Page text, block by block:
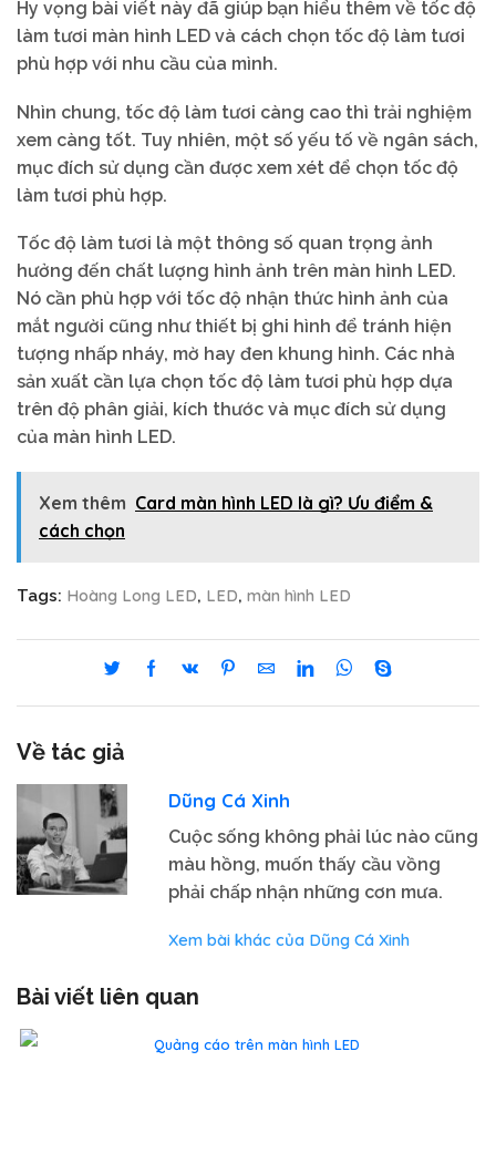
Hy vọng bài viết này đã giúp bạn hiểu thêm về tốc độ
làm tươi màn hình LED và cách chọn tốc độ làm tươi
phù hợp với nhu cầu của mình.
Nhìn chung, tốc độ làm tươi càng cao thì trải nghiệm
xem càng tốt. Tuy nhiên, một số yếu tố về ngân sách,
mục đích sử dụng cần được xem xét để chọn tốc độ
làm tươi phù hợp.
Tốc độ làm tươi là một thông số quan trọng ảnh
hưởng đến chất lượng hình ảnh trên màn hình LED.
Nó cần phù hợp với tốc độ nhận thức hình ảnh của
mắt người cũng như thiết bị ghi hình để tránh hiện
tượng nhấp nháy, mờ hay đen khung hình. Các nhà
sản xuất cần lựa chọn tốc độ làm tươi phù hợp dựa
trên độ phân giải, kích thước và mục đích sử dụng
của màn hình LED.
Xem thêm Card màn hình LED là gì? Ưu điểm &
cách chọn
Tags: Hoàng Long LED, LED, màn hình LED
Về tác giả
Dũng Cá Xinh
Cuộc sống không phải lúc nào cũng
màu hồng, muốn thấy cầu vồng
phải chấp nhận những cơn mưa.
Xem bài khác của Dũng Cá Xinh
Bài viết liên quan